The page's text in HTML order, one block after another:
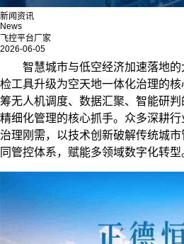
新闻资讯
News
飞控平台厂家
2026-06-05
智慧城市与低空经济加速落地
检工具升级为空天地一体化治理的
筹无人机调度、数据汇聚、智能研
精细化管理的核心抓手。众多深耕
治理刚需，以技术创新破解传统城
同管控体系，赋能多领域数字化转型